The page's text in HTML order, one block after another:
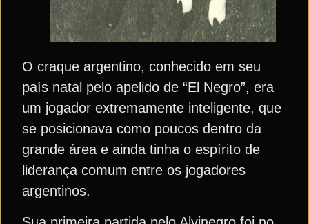
O craque argentino, conhecido em seu
país natal pelo apelido de “El Negro”, era
um jogador extremamente inteligente, que
se posicionava como poucos dentro da
grande área e ainda tinha o espírito de
liderança comum entre os jogadores
argentinos.